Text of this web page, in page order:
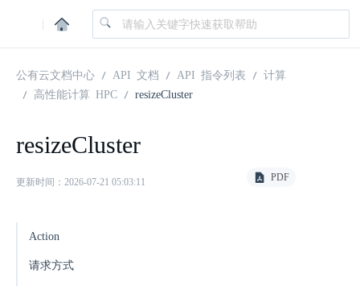
|
公有云文档中心 API 文档 API 指令列表
计算
高性能计算 HPC
resizeCluster
resizeCluster
更新时间：2026-07-21 05:03:11 PDF
Action
请求方式